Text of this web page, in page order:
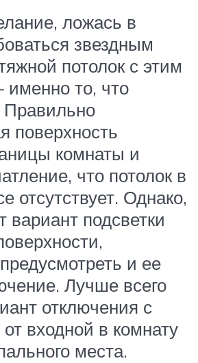
ложась в
звездным
потолок с этим
то, что
Правильно
поверхность
комнаты и
что потолок в
отсутствует. Однако,
вариант подсветки
и ее
Лучше всего
отключения с
входной в комнату
места.